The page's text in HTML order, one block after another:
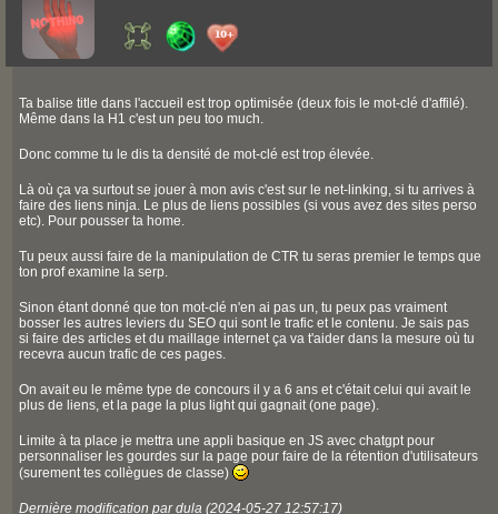
Ta balise title dans l'accueil est trop optimisée (deux fois le mot-clé d'affilé).
Même dans la H1 c'est un peu too much.
Donc comme tu le dis ta densité de mot-clé est trop élevée.
Là où ça va surtout se jouer à mon avis c'est sur le net-linking, si tu arrives à
faire des liens ninja. Le plus de liens possibles (si vous avez des sites perso
etc). Pour pousser ta home.
Tu peux aussi faire de la manipulation de CTR tu seras premier le temps que
ton prof examine la serp.
Sinon étant donné que ton mot-clé n'en ai pas un, tu peux pas vraiment
bosser les autres leviers du SEO qui sont le trafic et le contenu. Je sais pas
si faire des articles et du maillage internet ça va t'aider dans la mesure où tu
recevra aucun trafic de ces pages.
On avait eu le même type de concours il y a 6 ans et c'était celui qui avait le
plus de liens, et la page la plus light qui gagnait (one page).
Limite à ta place je mettra une appli basique en JS avec chatgpt pour
personnaliser les gourdes sur la page pour faire de la rétention d'utilisateurs
(surement tes collègues de classe)
Dernière modification par dula (2024-05-27 12:57:17)